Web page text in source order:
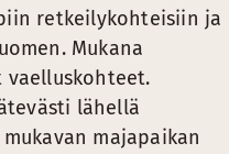
retkeilykohteisiin ja
Mukana
vaelluskohteet.
lähellä
majapaikan